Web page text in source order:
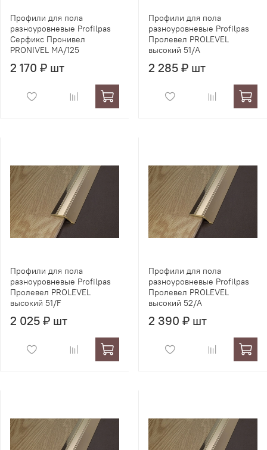
Профили для пола
разноуровневые Profilpas
Серфикс Пронивел
PRONIVEL MA/125
2 170 ₽ шт
Профили для пола
разноуровневые Profilpas
Пролевел PROLEVEL
высокий 51/A
2 285 ₽ шт
Профили для пола
разноуровневые Profilpas
Пролевел PROLEVEL
высокий 51/F
2 025 ₽ шт
Профили для пола
разноуровневые Profilpas
Пролевел PROLEVEL
высокий 52/A
2 390 ₽ шт